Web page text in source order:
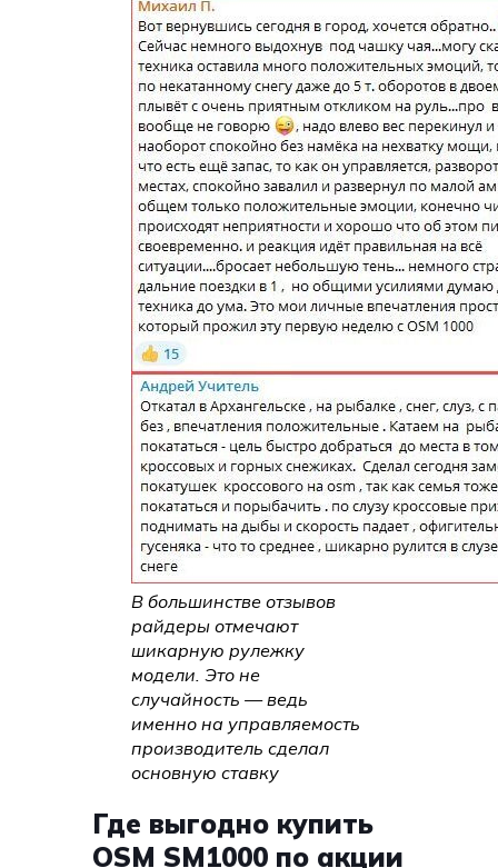
В большинстве отзывов
райдеры отмечают
шикарную рулежку
модели. Это не
случайность — ведь
именно на управляемость
производитель сделал
основную ставку
Где выгодно купить
OSM SM1000 по акции